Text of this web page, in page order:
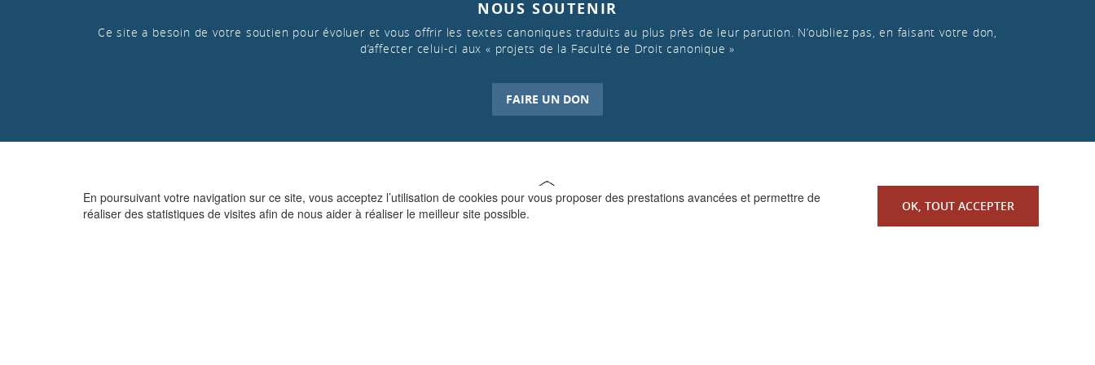
En poursuivant votre navigation sur ce site, vous acceptez l’utilisation de cookies pour vous proposer des prestations avancées et permettre de
réaliser des statistiques de visites afin de nous aider à réaliser le meilleur site possible.
OK, TOUT ACCEPTER
NOUS SOUTENIR
Ce site a besoin de votre soutien pour évoluer et vous offrir les textes canoniques traduits au plus près de leur parution. N’oubliez pas, en faisant votre don,
d’affecter celui-ci aux « projets de la Faculté de Droit canonique »
FAIRE UN DON